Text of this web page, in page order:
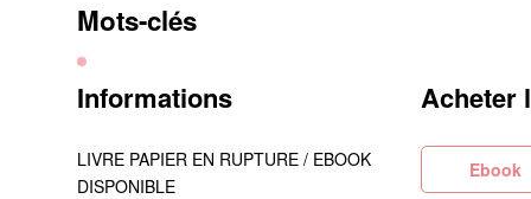
Mots-clés
Informations
LIVRE PAPIER EN RUPTURE / EBOOK
DISPONIBLE
Acheter